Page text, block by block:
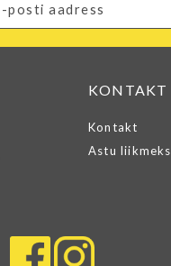
KONTAKT
Kontakt
Astu liikmeks